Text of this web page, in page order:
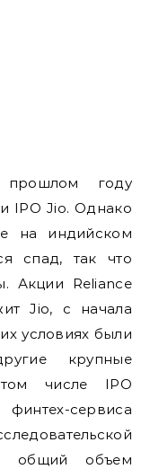
году
IPO Jio. Однако
на индийском
спад, так что
Акции Reliance
Jio, с начала
условиях были
крупные
числе IPO
сервиса
общий объем